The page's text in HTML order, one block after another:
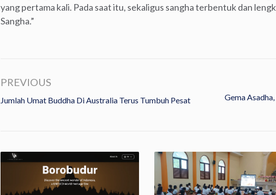
yang pertama kali. Pada saat itu, sekaligus sangha terbentuk dan
Sangha.”
PREVIOUS
Jumlah Umat Buddha Di Australia Terus Tumbuh Pesat
Gema